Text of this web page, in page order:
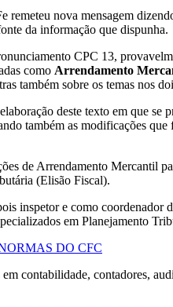
remeteu nova mensagem
da informação que dispunha.
CPC 13,
como Arrendamento
também sobre os temas nos
deste texto em que
também as modificações
de Arrendamento Mercantil
(Elisão Fiscal).
inspetor e como
em Planejamento
DO CFC
contabilidade, contadores,